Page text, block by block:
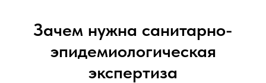
Зачем нужна санитарно-
эпидемиологическая
экспертиза